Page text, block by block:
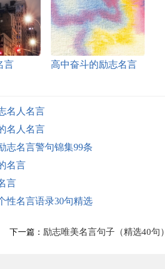
言 高中奋斗的励志名言
名人名言
名人名言
志名言警句锦集99条
名言
言
性名言语录30句精选
下一篇： 励志唯美名言句子（精选40句）